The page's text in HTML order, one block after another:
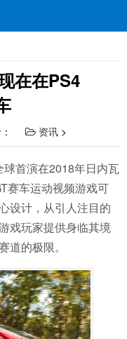
在在PS4
： 资讯>
首演在2018年日内瓦
赛车运动视频游戏可
设计，从引人注目的
戏玩家提供身临其境
道的极限。